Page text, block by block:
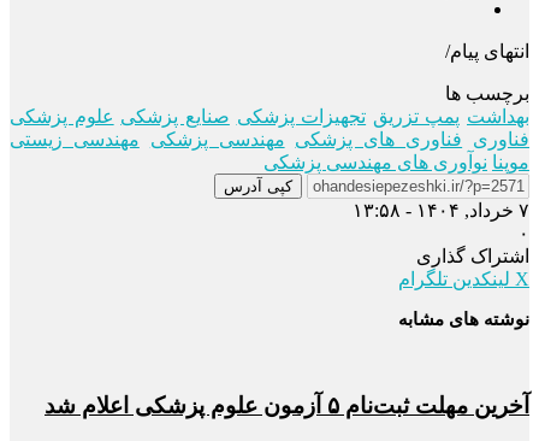
انتهای پیام/
برچسب ها
بهداشت پمپ تزریق تجهیزات پزشکی صنایع پزشکی علوم پزشکی
فناوری
فناوری های پزشکی مهندسی پزشکی
مهندسی زیستی
موپنا نوآوری های مهندسی پزشکی
کپی آدرس
۷ خرداد, ۱۴۰۴ - ۱۳:۵۸
۰
اشتراک گذاری
X لینکدین تلگرام
نوشته های مشابه
آخرین مهلت ثبت‌نام ۵ آزمون علوم پزشکی اعلام شد